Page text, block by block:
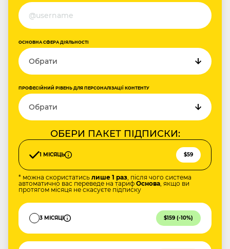
ОСНОВНА СФЕРА ДІЯЛЬНОСТІ
ПРОФЕСІЙНИЙ РІВЕНЬ ДЛЯ ПЕРСОНАЛІЗАЦІЇ КОНТЕНТУ
ОБЕРИ ПАКЕТ ПІДПИСКИ:
1 МІСЯЦЬ $59
* можна скористатись лише 1 раз, після чого система
автоматично вас переведе на тариф Основа, якщо ви
протягом місяця не скасуєте підписку
3 МІСЯЦІ $159 (-10%)